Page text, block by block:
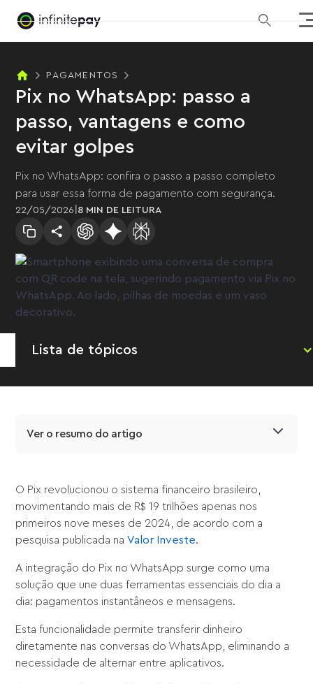
PAGAMENTOS
Pix no WhatsApp: passo a
passo, vantagens e como
evitar golpes
Pix no WhatsApp: confira o passo a passo completo
para usar essa forma de pagamento com segurança.
22 /05 /2026 8 MIN DE LEITURA
Lista de tópicos
Ver o resumo do artigo
O Pix revolucionou o sistema financeiro brasileiro,
movimentando mais de R$ 19 trilhões apenas nos
primeiros nove meses de 2024, de acordo com a
pesquisa publicada naValor Investe.
A integração do Pix no WhatsApp surge como uma
solução que une duas ferramentas essenciais do dia a
dia: pagamentos instantâneos e mensagens.
Esta funcionalidade permite transferir dinheiro
diretamente nas conversas do WhatsApp, eliminando a
necessidade de alternar entre aplicativos.